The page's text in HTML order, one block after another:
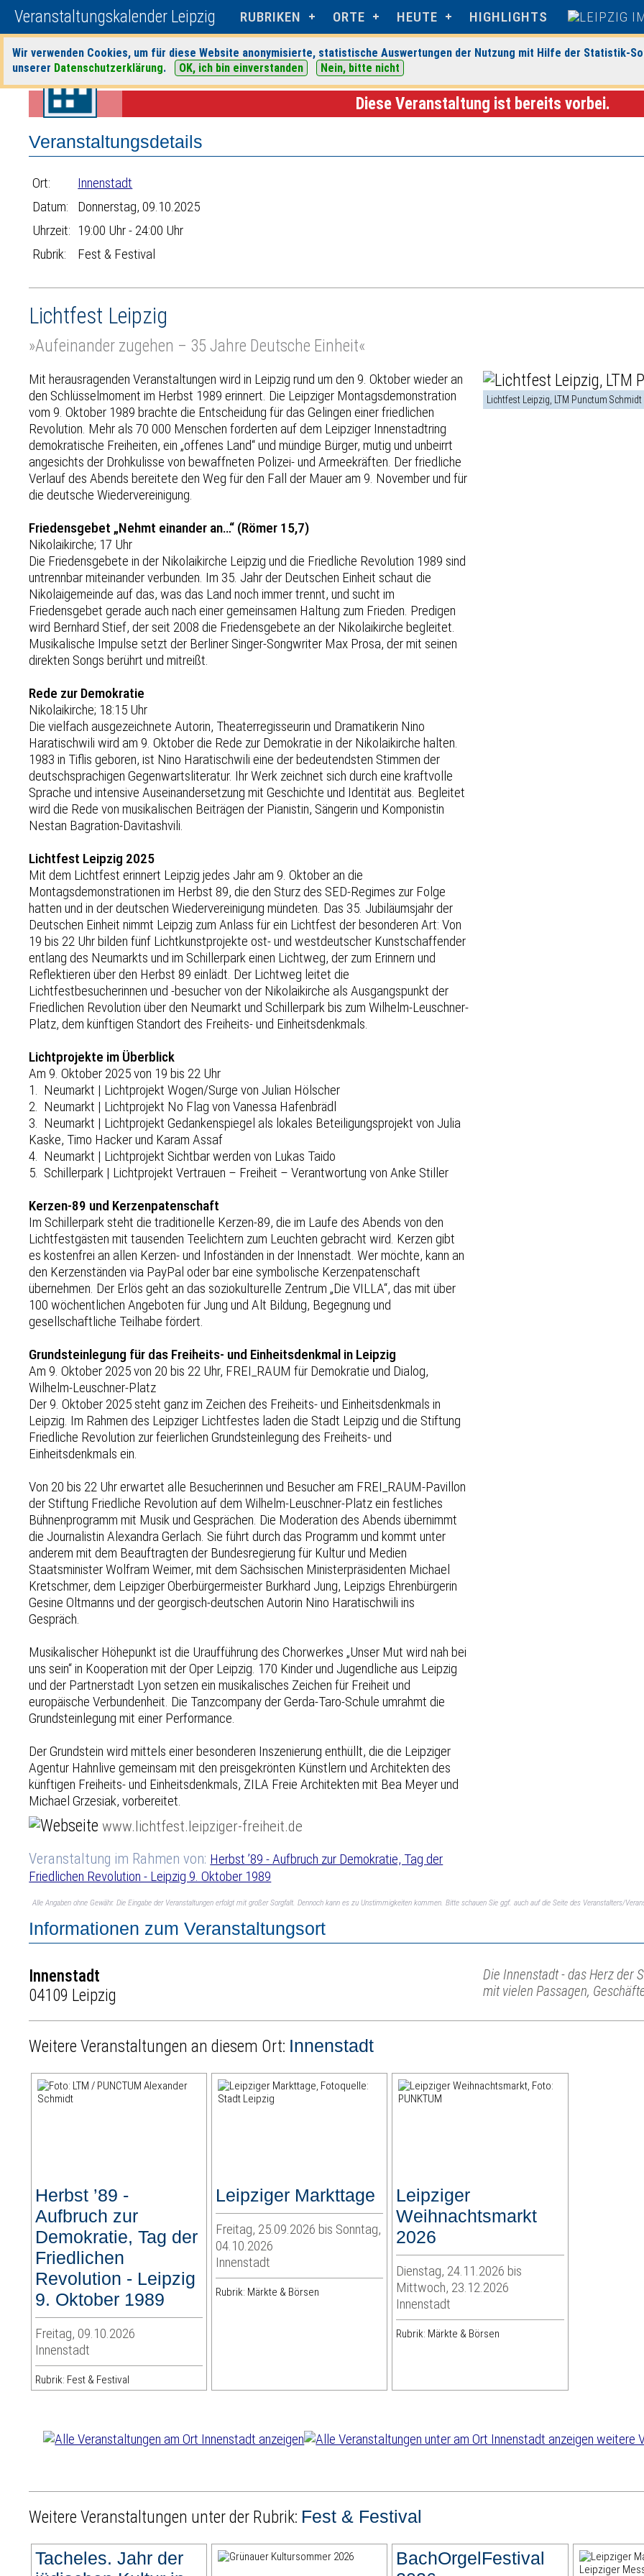
Veranstaltungskalender Leipzig RUBRIKEN ORTE HEUTE HIGHLIGHTS
Wir verwenden Cookies, um für diese Website anonymisierte, statistische Auswertungen der Nutzung mit Hilfe der Statistik-
unserer Datenschutzerklärung. OK, ich bin einverstanden Nein, bitte nicht
Startseite>Veranstaltungen>Suche> Fest & Festival>Innenstadt > Veranstaltungsdetails
Diese Veranstaltung ist bereits vorbei.
Veranstaltungsdetails
Ort:
Innenstadt
Datum:
Donnerstag, 09.10.2025
Uhrzeit: 19:00 Uhr - 24:00 Uhr
Rubrik:
Fest & Festival
Lichtfest Leipzig
»Aufeinander zugehen – 35 Jahre Deutsche Einheit«
Mit herausragenden Veranstaltungen wird in Leipzig rund um den 9. Oktober wieder an
den Schlüsselmoment im Herbst 1989 erinnert. Die Leipziger Montagsdemonstration
vom 9. Oktober 1989 brachte die Entscheidung für das Gelingen einer friedlichen
Revolution. Mehr als 70 000 Menschen forderten auf dem Leipziger Innenstadtring
demokratische Freiheiten, ein „offenes Land“ und mündige Bürger, mutig und unbeirrt
angesichts der Drohkulisse von bewaffneten Polizei- und Armeekräften. Der friedliche
Verlauf des Abends bereitete den Weg für den Fall der Mauer am 9. November und für
die deutsche Wiedervereinigung.
Friedensgebet „Nehmt einander an…“ (Römer 15,7)
Nikolaikirche; 17 Uhr
Die Friedensgebete in der Nikolaikirche Leipzig und die Friedliche Revolution 1989 sind
untrennbar miteinander verbunden. Im 35. Jahr der Deutschen Einheit schaut die
Nikolaigemeinde auf das, was das Land noch immer trennt, und sucht im
Friedensgebet gerade auch nach einer gemeinsamen Haltung zum Frieden. Predigen
wird Bernhard Stief, der seit 2008 die Friedensgebete an der Nikolaikirche begleitet.
Musikalische Impulse setzt der Berliner Singer-Songwriter Max Prosa, der mit seinen
direkten Songs berührt und mitreißt.
Rede zur Demokratie
Nikolaikirche; 18:15 Uhr
Die vielfach ausgezeichnete Autorin, Theaterregisseurin und Dramatikerin Nino
Haratischwili wird am 9. Oktober die Rede zur Demokratie in der Nikolaikirche halten.
1983 in Tiflis geboren, ist Nino Haratischwili eine der bedeutendsten Stimmen der
deutschsprachigen Gegenwartsliteratur. Ihr Werk zeichnet sich durch eine kraftvolle
Sprache und intensive Auseinandersetzung mit Geschichte und Identität aus. Begleitet
wird die Rede von musikalischen Beiträgen der Pianistin, Sängerin und Komponistin
Nestan Bagration-Davitashvili.
Lichtfest Leipzig 2025
Mit dem Lichtfest erinnert Leipzig jedes Jahr am 9. Oktober an die
Montagsdemonstrationen im Herbst 89, die den Sturz des SED-Regimes zur Folge
hatten und in der deutschen Wiedervereinigung mündeten. Das 35. Jubiläumsjahr der
Deutschen Einheit nimmt Leipzig zum Anlass für ein Lichtfest der besonderen Art: Von
19 bis 22 Uhr bilden fünf Lichtkunstprojekte ost- und westdeutscher Kunstschaffender
entlang des Neumarkts und im Schillerpark einen Lichtweg, der zum Erinnern und
Reflektieren über den Herbst 89 einlädt. Der Lichtweg leitet die
Lichtfestbesucherinnen und -besucher von der Nikolaikirche als Ausgangspunkt der
Friedlichen Revolution über den Neumarkt und Schillerpark bis zum Wilhelm-Leuschner-
Platz, dem künftigen Standort des Freiheits- und Einheitsdenkmals.
Lichtprojekte im Überblick
Am 9. Oktober 2025 von 19 bis 22 Uhr
1. Neumarkt | Lichtprojekt Wogen/Surge von Julian Hölscher
2. Neumarkt | Lichtprojekt No Flag von Vanessa Hafenbrädl
3. Neumarkt | Lichtprojekt Gedankenspiegel als lokales Beteiligungsprojekt von Julia
Kaske, Timo Hacker und Karam Assaf
4. Neumarkt | Lichtprojekt Sichtbar werden von Lukas Taido
5. Schillerpark | Lichtprojekt Vertrauen – Freiheit – Verantwortung von Anke Stiller
Kerzen-89 und Kerzenpatenschaft
Im Schillerpark steht die traditionelle Kerzen-89, die im Laufe des Abends von den
Lichtfestgästen mit tausenden Teelichtern zum Leuchten gebracht wird. Kerzen gibt
es kostenfrei an allen Kerzen- und Infoständen in der Innenstadt. Wer möchte, kann an
den Kerzenständen via PayPal oder bar eine symbolische Kerzenpatenschaft
übernehmen. Der Erlös geht an das soziokulturelle Zentrum „Die VILLA“, das mit über
100 wöchentlichen Angeboten für Jung und Alt Bildung, Begegnung und
gesellschaftliche Teilhabe fördert.
Grundsteinlegung für das Freiheits- und Einheitsdenkmal in Leipzig
Am 9. Oktober 2025 von 20 bis 22 Uhr, FREI_RAUM für Demokratie und Dialog,
Wilhelm-Leuschner-Platz
Der 9. Oktober 2025 steht ganz im Zeichen des Freiheits- und Einheitsdenkmals in
Leipzig. Im Rahmen des Leipziger Lichtfestes laden die Stadt Leipzig und die Stiftung
Friedliche Revolution zur feierlichen Grundsteinlegung des Freiheits- und
Einheitsdenkmals ein.
Von 20 bis 22 Uhr erwartet alle Besucherinnen und Besucher am FREI_RAUM-Pavillon
der Stiftung Friedliche Revolution auf dem Wilhelm-Leuschner-Platz ein festliches
Bühnenprogramm mit Musik und Gesprächen. Die Moderation des Abends übernimmt
die Journalistin Alexandra Gerlach. Sie führt durch das Programm und kommt unter
anderem mit dem Beauftragten der Bundesregierung für Kultur und Medien
Staatsminister Wolfram Weimer, mit dem Sächsischen Ministerpräsidenten Michael
Kretschmer, dem Leipziger Oberbürgermeister Burkhard Jung, Leipzigs Ehrenbürgerin
Gesine Oltmanns und der georgisch-deutschen Autorin Nino Haratischwili ins
Gespräch.
Musikalischer Höhepunkt ist die Uraufführung des Chorwerkes „Unser Mut wird nah bei
uns sein“ in Kooperation mit der Oper Leipzig. 170 Kinder und Jugendliche aus Leipzig
und der Partnerstadt Lyon setzen ein musikalisches Zeichen für Freiheit und
europäische Verbundenheit. Die Tanzcompany der Gerda-Taro-Schule umrahmt die
Grundsteinlegung mit einer Performance.
Der Grundstein wird mittels einer besonderen Inszenierung enthüllt, die die Leipziger
Agentur Hahnlive gemeinsam mit den preisgekrönten Künstlern und Architekten des
künftigen Freiheits- und Einheitsdenkmals, ZILA Freie Architekten mit Bea Meyer und
Michael Grzesiak, vorbereitet.
www.lichtfest.leipziger-freiheit.de
Veranstaltung im Rahmen von: Herbst ’89 - Aufbruch zur Demokratie, Tag der
Friedlichen Revolution - Leipzig 9. Oktober 1989
Lichtfest Leipzig, LTM Punctum Schmidt
Alle Angaben ohne Gewähr. Die Eingabe der Veranstaltungen erfolgt mit großer Sorgfalt. Dennoch kann es zu Unstimmigkeiten kommen. Bitte schauen Sie ggf. auch auf die Seite des Veranstalters/
Informationen zum Veranstaltungsort
Innenstadt
04109 Leipzig
Die Innenstadt - das Herz der
mit vielen Passagen,
Weitere Veranstaltungen an diesem Ort: Innenstadt
Herbst ’89 -
Aufbruch zur
Demokratie, Tag der
Friedlichen
Revolution - Leipzig
9. Oktober 1989
Freitag, 09.10.2026
Innenstadt
Rubrik: Fest & Festival
Leipziger Markttage
Freitag, 25.09.2026 bis Sonntag,
04.10.2026
Innenstadt
Rubrik: Märkte & Börsen
Leipziger
Weihnachtsmarkt
2026
Dienstag, 24.11.2026 bis
Mittwoch, 23.12.2026
Innenstadt
Rubrik: Märkte & Börsen
weitere
Weitere Veranstaltungen unter der Rubrik: Fest & Festival
Tacheles. Jahr der
BachOrgelFestival